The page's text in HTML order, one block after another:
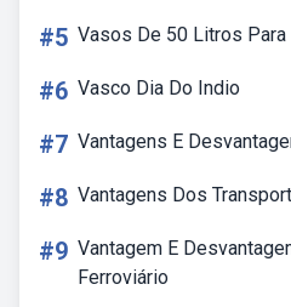
#5 Vasos De 50 Litros Para
#6 Vasco Dia Do Indio
#7 Vantagens E
#8 Vantagens Dos
#9 Vantagem E
Ferroviário